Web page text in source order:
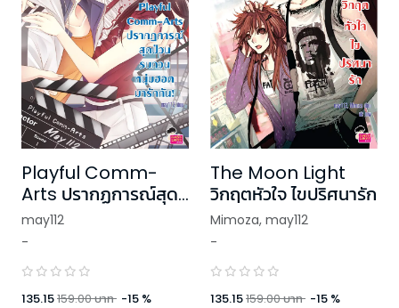
Playful Comm-
Arts ปรากฏการณ์สุด
ป่วน รบกวนหนุ่มฮอต
มารักกัน! ชุด U Prince
may112
-
135.15159.00บาท -15 %
The Moon Light
วิกฤตหัวใจ ไขปริศนารัก
Mimoza, may112
-
135.15159.00บาท -15 %